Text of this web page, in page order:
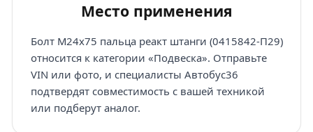
Место применения
Болт М24х75 пальца реакт штанги (0415842-П29)
относится к категории «Подвеска». Отправьте
VIN или фото, и специалисты Автобус36
подтвердят совместимость с вашей техникой
или подберут аналог.